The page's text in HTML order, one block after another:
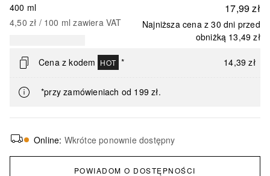
17,99 zł
Najniższa cena z 30 dni przed
obniżką 13,49 zł
400 ml
4,50 zł / 100 ml zawiera VAT
Cena z kodem HOT * 14,39 zł
*przy zamówieniach od 199 zł.
Online: Wkrótce ponownie dostępny
POWIADOM O DOSTĘPNOŚCI